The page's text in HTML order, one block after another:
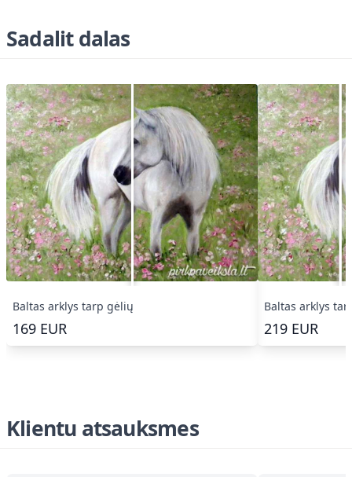
Sadalit dalas
Baltas arklys tarp gėlių
169 EUR
Baltas arklys
219 EUR
Klientu atsauksmes